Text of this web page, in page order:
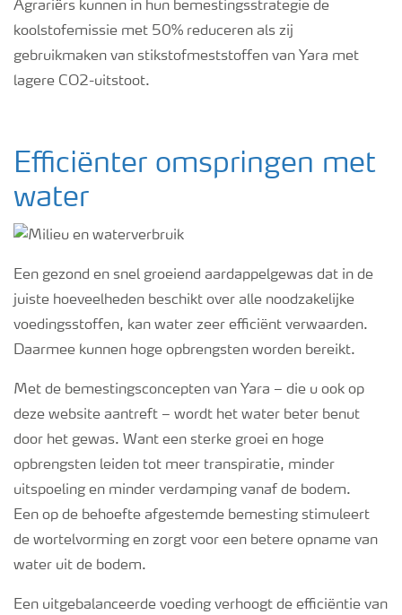
Agrariërs kunnen in hun bemestingsstrategie de
koolstofemissie met 50% reduceren als zij
gebruikmaken van stikstofmeststoffen van Yara met
lagere CO2-uitstoot.
Efficiënter omspringen met
water
Een gezond en snel groeiend aardappelgewas dat in de
juiste hoeveelheden beschikt over alle noodzakelijke
voedingsstoffen, kan water zeer efficiënt verwaarden.
Daarmee kunnen hoge opbrengsten worden bereikt.
Met de bemestingsconcepten van Yara – die u ook op
deze website aantreft – wordt het water beter benut
door het gewas. Want een sterke groei en hoge
opbrengsten leiden tot meer transpiratie, minder
uitspoeling en minder verdamping vanaf de bodem.
Een op de behoefte afgestemde bemesting stimuleert
de wortelvorming en zorgt voor een betere opname van
water uit de bodem.
Een uitgebalanceerde voeding verhoogt de efficiëntie van